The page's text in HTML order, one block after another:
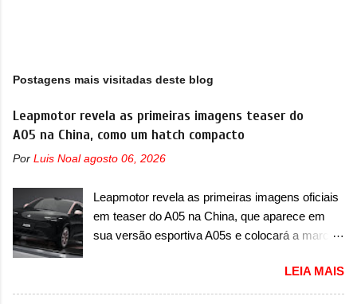
Postagens mais visitadas deste blog
Leapmotor revela as primeiras imagens teaser do
A05 na China, como um hatch compacto
Por Luis Noal agosto 06, 2026
Leapmotor revela as primeiras imagens oficiais
em teaser do A05 na China, que aparece em
sua versão esportiva A05s e colocará a marca
apresentando uma rápida expansão na China
em termos de portfólio. Apoiada pela Stellantis,
LEIA MAIS